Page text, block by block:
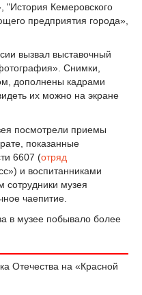
"История Кемеровского
предприятия города»,
вызвал выставочный
Снимки,
дополнены кадрами
их можно на экране
посмотрели приемы
показанные
6607 (отряд
и воспитанниками
сотрудники музея
чаепитие.
в музее побывало более
Отечества на «Красной